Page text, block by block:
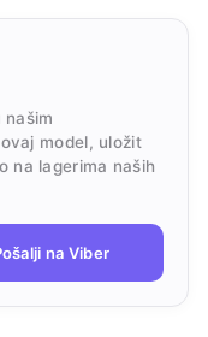
model, uložit
na lagerima naših
na Viber